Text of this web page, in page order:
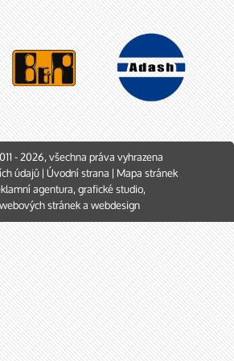
- 2026, všechna práva vyhrazena
údajů|Úvodní strana|Mapa stránek
agentura,grafické studio,
stránekawebdesign